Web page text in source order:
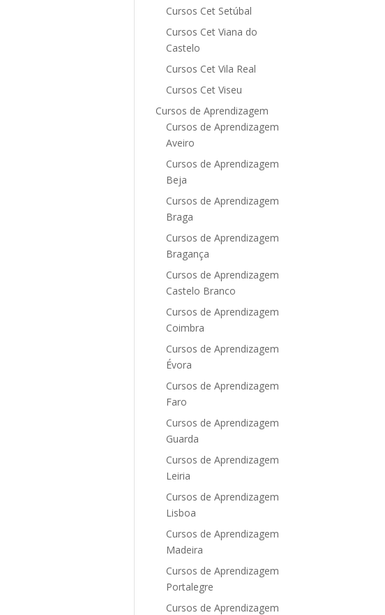
Cursos Cet Setúbal
Cursos Cet Viana do
Castelo
Cursos Cet Vila Real
Cursos Cet Viseu
Cursos de Aprendizagem
Cursos de Aprendizagem
Aveiro
Cursos de Aprendizagem
Beja
Cursos de Aprendizagem
Braga
Cursos de Aprendizagem
Bragança
Cursos de Aprendizagem
Castelo Branco
Cursos de Aprendizagem
Coimbra
Cursos de Aprendizagem
Évora
Cursos de Aprendizagem
Faro
Cursos de Aprendizagem
Guarda
Cursos de Aprendizagem
Leiria
Cursos de Aprendizagem
Lisboa
Cursos de Aprendizagem
Madeira
Cursos de Aprendizagem
Portalegre
Cursos de Aprendizagem